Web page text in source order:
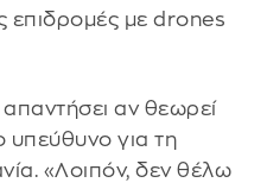
επιδρομές με drones
αν θεωρεί
υπεύθυνο για τη
«Λοιπόν, δεν θέλω